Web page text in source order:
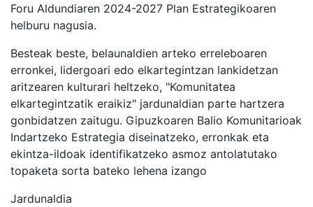
Foru Aldundiaren 2024-2027 Plan Estrategikoaren
helburu nagusia.
Besteak beste, belaunaldien arteko erreleboaren
erronkei, lidergoari edo elkartegintzan lankidetzan
aritzearen kulturari heltzeko, "Komunitatea
elkartegintzatik eraikiz" jardunaldian parte hartzera
gonbidatzen zaitugu. Gipuzkoaren Balio Komunitarioak
Indartzeko Estrategia diseinatzeko, erronkak eta
ekintza-ildoak identifikatzeko asmoz antolatutako
topaketa sorta bateko lehena izango
Jardunaldia